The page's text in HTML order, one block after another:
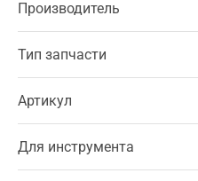
Производитель
Тип запчасти
Артикул
Для инструмента